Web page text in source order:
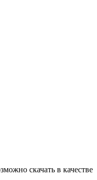
скачать в качестве